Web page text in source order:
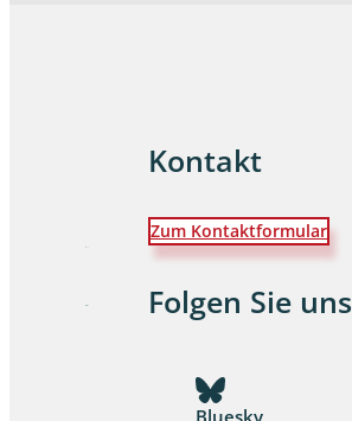
Kontakt
Zum Kontaktformular
Folgen Sie uns
Bluesky